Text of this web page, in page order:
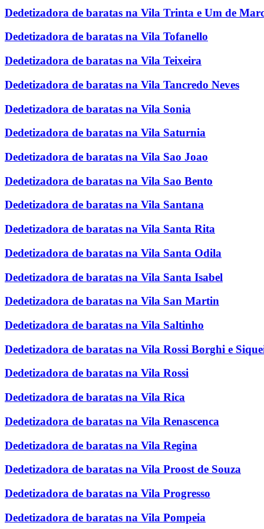
Dedetizadora de baratas na Vila Trinta e Um de
Dedetizadora de baratas na Vila Tofanello
Dedetizadora de baratas na Vila Teixeira
Dedetizadora de baratas na Vila Tancredo Neves
Dedetizadora de baratas na Vila Sonia
Dedetizadora de baratas na Vila Saturnia
Dedetizadora de baratas na Vila Sao Joao
Dedetizadora de baratas na Vila Sao Bento
Dedetizadora de baratas na Vila Santana
Dedetizadora de baratas na Vila Santa Rita
Dedetizadora de baratas na Vila Santa Odila
Dedetizadora de baratas na Vila Santa Isabel
Dedetizadora de baratas na Vila San Martin
Dedetizadora de baratas na Vila Saltinho
Dedetizadora de baratas na Vila Rossi Borghi e
Dedetizadora de baratas na Vila Rossi
Dedetizadora de baratas na Vila Rica
Dedetizadora de baratas na Vila Renascenca
Dedetizadora de baratas na Vila Regina
Dedetizadora de baratas na Vila Proost de Souza
Dedetizadora de baratas na Vila Progresso
Dedetizadora de baratas na Vila Pompeia